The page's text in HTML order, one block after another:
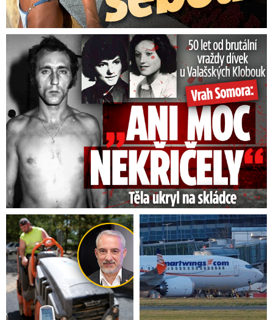
50 let od běsnění Somory: Těla dívek vrah ukryl na skládce